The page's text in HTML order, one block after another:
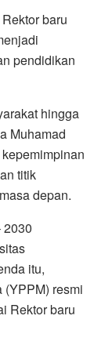
baru
pendidikan
hingga
Muhamad
titik
depan.
2030
itu,
resmi
Rektor baru